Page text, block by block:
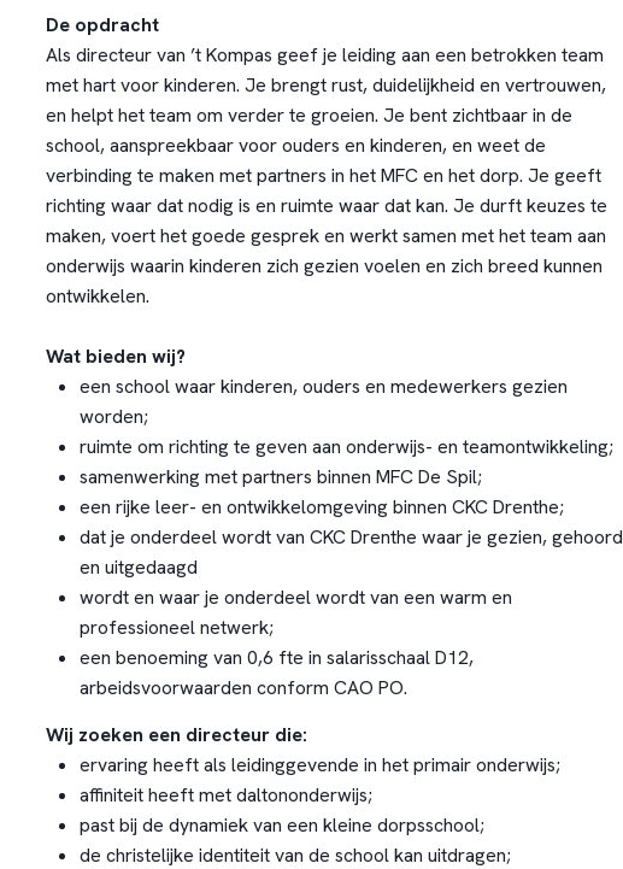
De opdracht
Als directeur van ’t Kompas geef je leiding aan een betrokken team
met hart voor kinderen. Je brengt rust, duidelijkheid en vertrouwen,
en helpt het team om verder te groeien. Je bent zichtbaar in de
school, aanspreekbaar voor ouders en kinderen, en weet de
verbinding te maken met partners in het MFC en het dorp. Je geeft
richting waar dat nodig is en ruimte waar dat kan. Je durft keuzes te
maken, voert het goede gesprek en werkt samen met het team aan
onderwijs waarin kinderen zich gezien voelen en zich breed kunnen
ontwikkelen.
Wat bieden wij?
een school waar kinderen, ouders en medewerkers gezien
worden;
ruimte om richting te geven aan onderwijs- en teamontwikkeling;
samenwerking met partners binnen MFC De Spil;
een rijke leer- en ontwikkelomgeving binnen CKC Drenthe;
dat je onderdeel wordt van CKC Drenthe waar je gezien, gehoord
en uitgedaagd
wordt en waar je onderdeel wordt van een warm en
professioneel netwerk;
een benoeming van 0,6 fte in salarisschaal D12,
arbeidsvoorwaarden conform CAO PO.
Wij zoeken een directeur die:
ervaring heeft als leidinggevende in het primair onderwijs;
affiniteit heeft met daltononderwijs;
past bij de dynamiek van een kleine dorpsschool;
de christelijke identiteit van de school kan uitdragen;